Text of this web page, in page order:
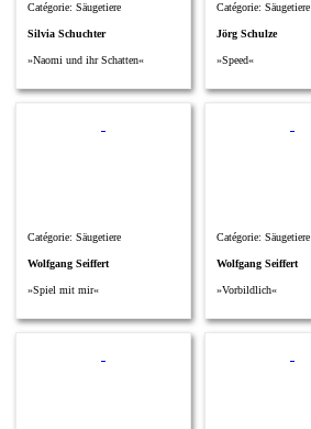
Catégorie: Säugetiere
Silvia Schuchter
»Naomi und ihr Schatten«
Catégorie: Säugetiere
Jörg Schulze
»Speed«
Catégorie: Säugetiere
Wolfgang Seiffert
»Spiel mit mir«
Catégorie: Säugetiere
Wolfgang Seiffert
»Vorbildlich«